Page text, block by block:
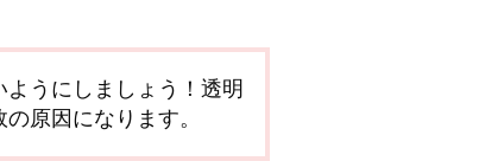
うにしましょう！透明
原因になります。